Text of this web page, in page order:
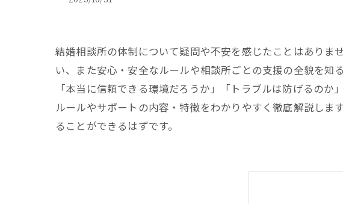
結婚相談所の体制について疑問や不安を感じたことはあり
い、また安心・安全なルールや相談所ごとの支援の全貌を
「本当に信頼できる環境だろうか」「トラブルは防げるの
ルールやサポートの内容・特徴をわかりやすく徹底解説し
ることができるはずです。